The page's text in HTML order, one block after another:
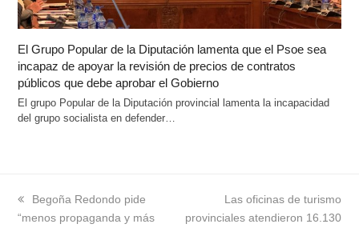
El Grupo Popular de la Diputación lamenta que el Psoe sea
incapaz de apoyar la revisión de precios de contratos
públicos que debe aprobar el Gobierno
El grupo Popular de la Diputación provincial lamenta la incapacidad
del grupo socialista en defender…
previous
post:
Begoña Redondo pide
“menos propaganda y más
next
post:
Las oficinas de turismo
provinciales atendieron 16.130